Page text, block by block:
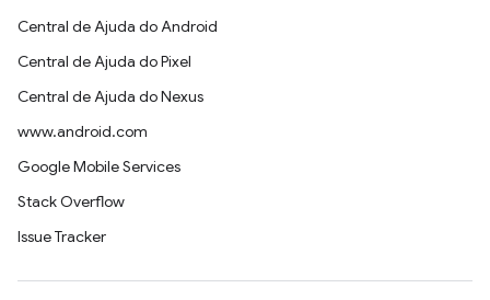
Central de Ajuda do Android
Central de Ajuda do Pixel
Central de Ajuda do Nexus
www.android.com
Google Mobile Services
Stack Overflow
Issue Tracker